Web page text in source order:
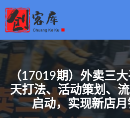
（17019期）外卖三
天打法、活动策划、
启动，实现新店